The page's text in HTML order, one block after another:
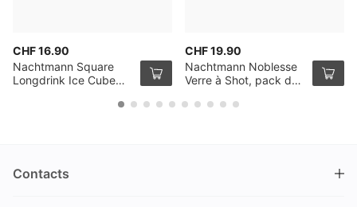
CHF 16.90
Nachtmann Square
Longdrink Ice Cube
Long Drink et un Bac à
CHF 19.90
Nachtmann Noblesse
Verre à Shot, pack de
Contacts